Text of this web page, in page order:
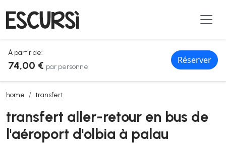
À partir de:
74,00 € par personne
Réserver
home transfert
transfert aller-retour en bus de l'aéroport d'olbia à palau
transfert aller-retour en bus de
l'aéroport d'olbia à palau